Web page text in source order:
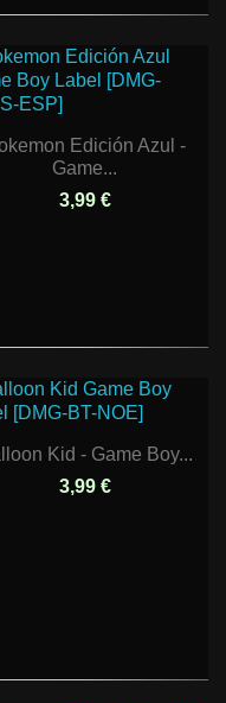
Edición Azul -
Game...
3,99 €
Kid - Game Boy...
3,99 €